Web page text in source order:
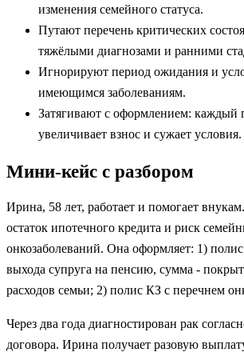
изменения семейного статуса.
Путают перечень критических
тяжёлыми диагнозами и ранними
Игнорируют период ожидания и
имеющимся заболеваниям.
Затягивают с оформлением: каждый
увеличивает взнос и сужает условия.
Мини-кейс с разбором
Ирина, 58 лет, работает и помогает
остаток ипотечного кредита и риск
онкозаболеваний. Она оформляет: 1)
выхода супруга на пенсию, сумма -
расходов семьи; 2) полис КЗ с перечнем
Через два года диагностирован рак
договора. Ирина получает разовую